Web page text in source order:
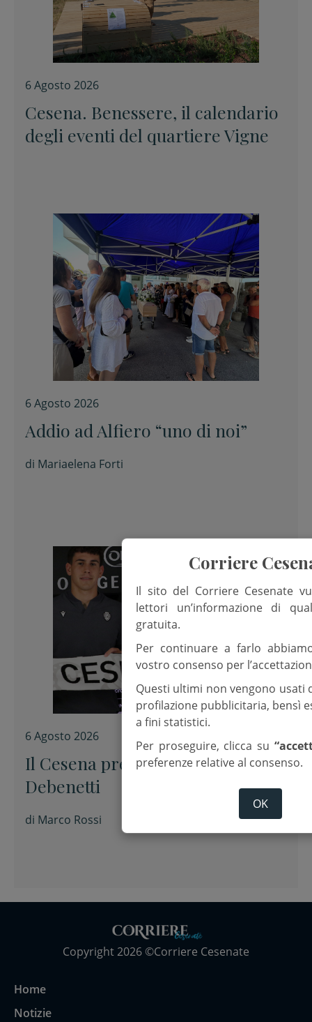
6 Agosto 2026
Cesena. Benessere, il calendario
degli eventi del quartiere Vigne
6 Agosto 2026
Addio ad Alfiero “uno di noi”
di Mariaelena Forti
6 Agosto 2026
Il Cesena presenta Alessandro
Debenetti
di Marco Rossi
Copyright 2026 ©Corriere Cesenate
Home
Notizie
Corriere
Il sito del Corriere Cesenate
lettori un’informazione di
gratuita.
Per continuare a farlo
vostro consenso per
Questi ultimi non vengono usati
profilazione pubblicitaria, bensì
a fini statistici.
Per proseguire, clicca su
preferenze relative al consenso.
OK